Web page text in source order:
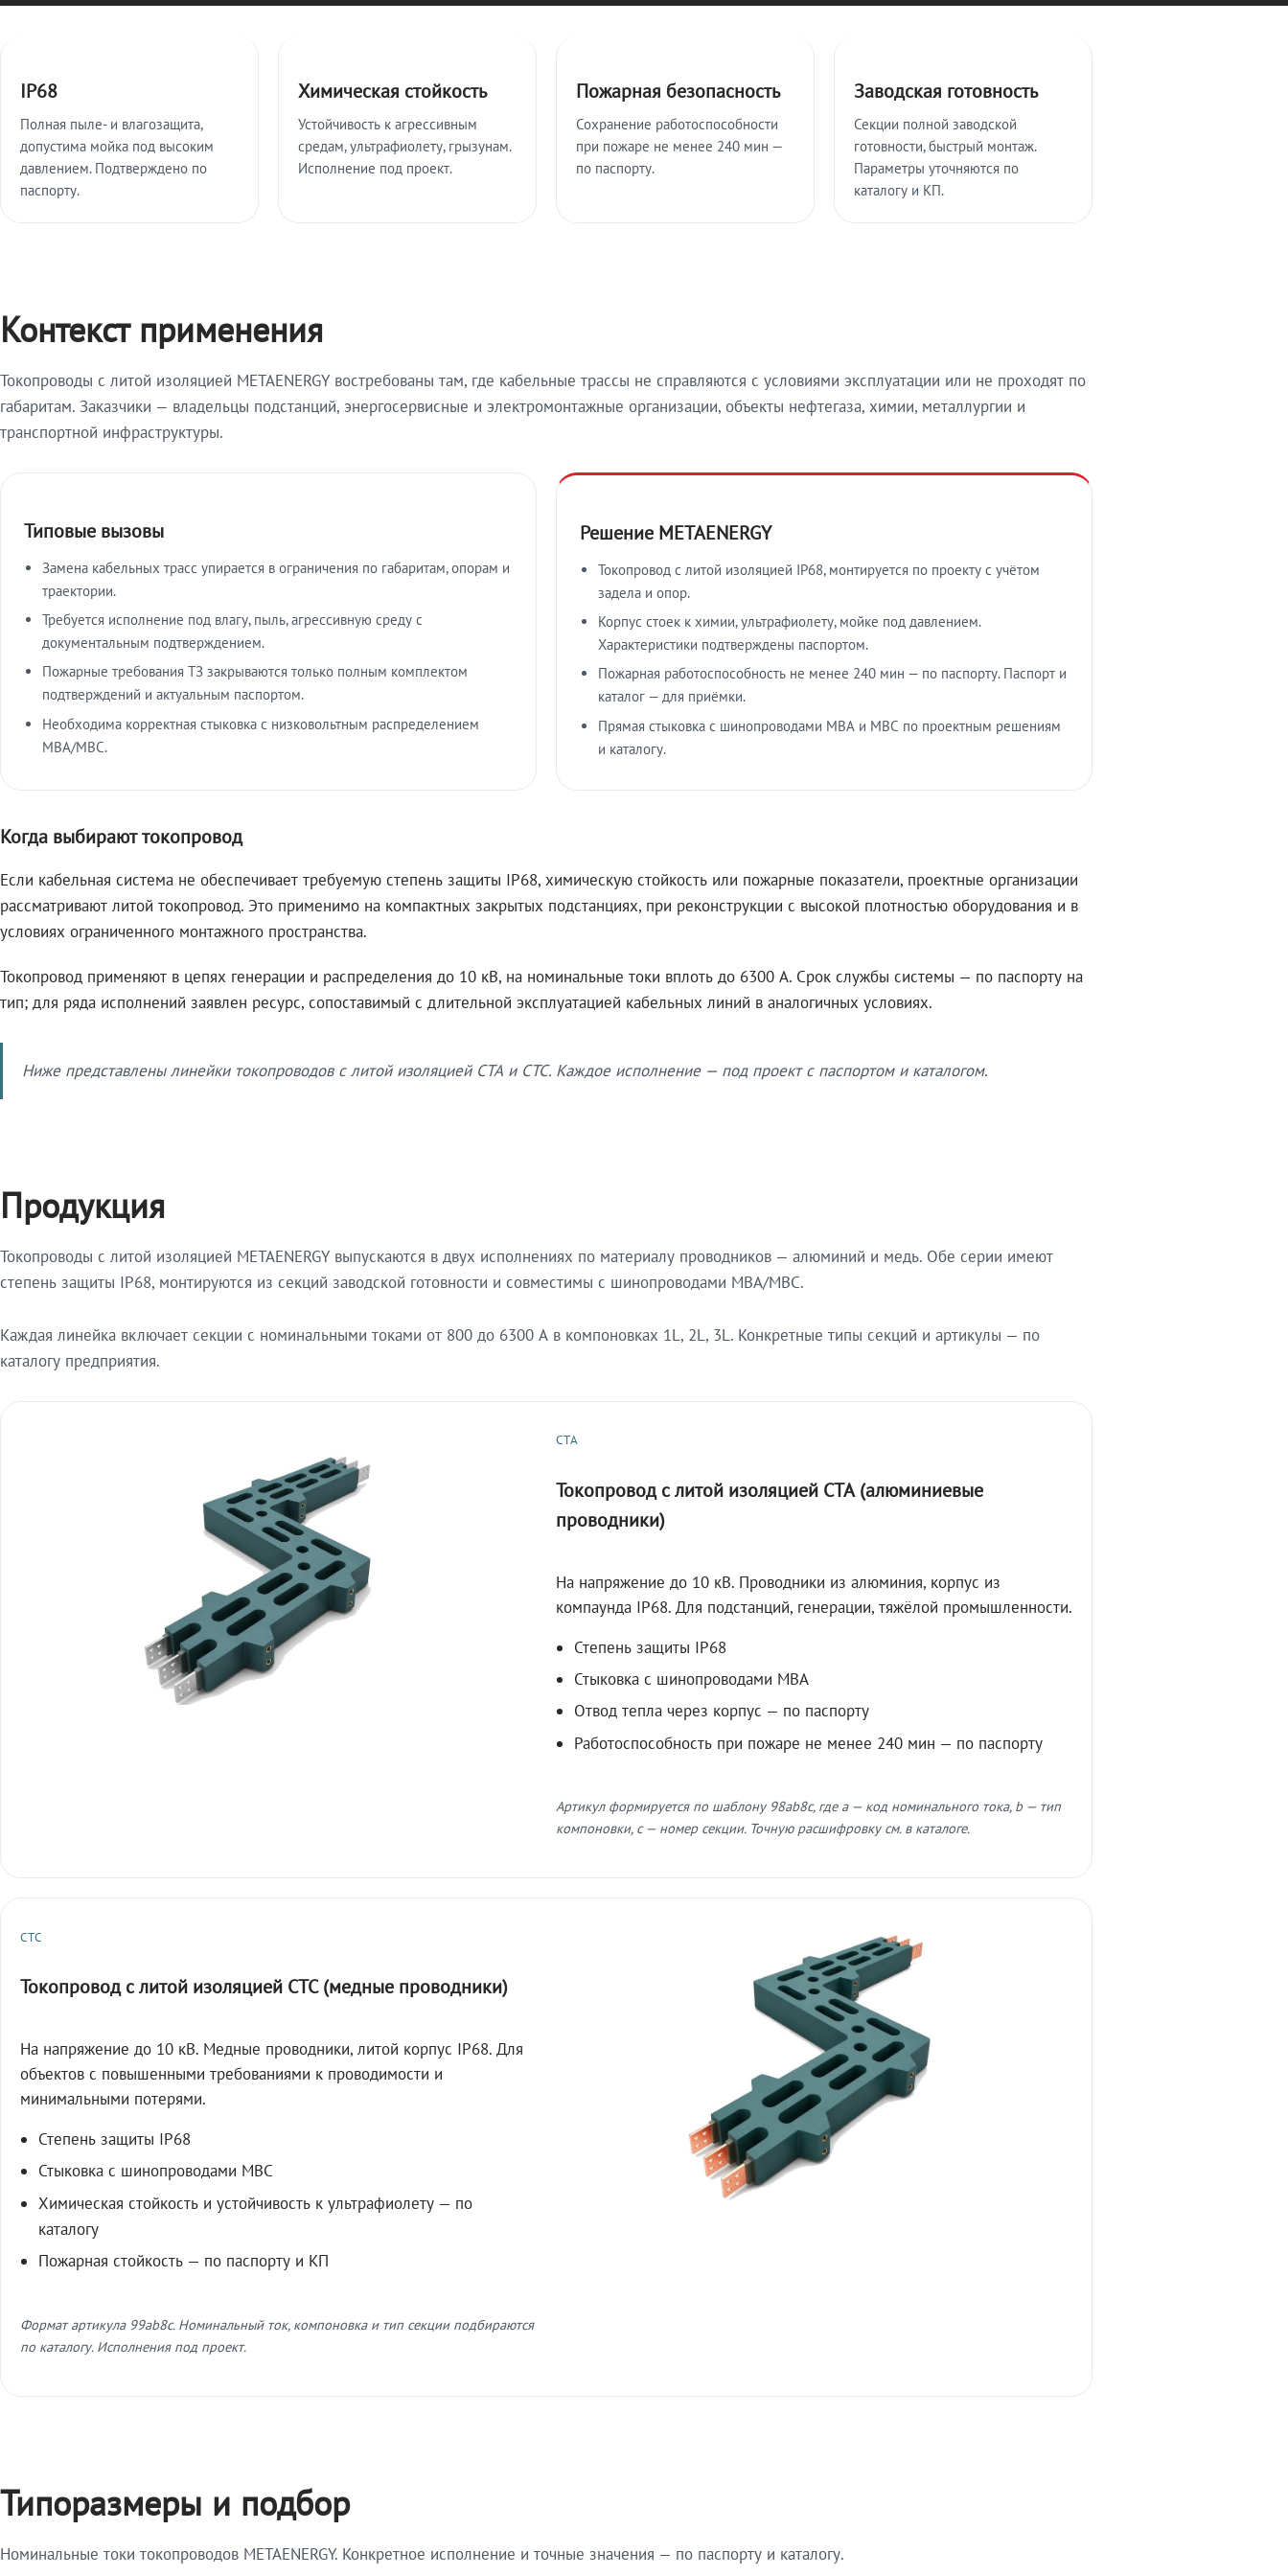
IP68
Полная пыле- и влагозащита,
допустима мойка под высоким
давлением. Подтверждено по
паспорту.
Химическая стойкость
Устойчивость к агрессивным
средам, ультрафиолету, грызунам.
Исполнение под проект.
Пожарная безопасность
Сохранение работоспособности
при пожаре не менее 240 мин —
по паспорту.
Заводская готовность
Секции полной заводской
готовности, быстрый монтаж.
Параметры уточняются по
каталогу и КП.
Контекст применения
Токопроводы с литой изоляцией METAENERGY востребованы там, где кабельные трассы не справляются с условиями эксплуатации или не проходят по
габаритам. Заказчики — владельцы подстанций, энергосервисные и электромонтажные организации, объекты нефтегаза, химии, металлургии и
транспортной инфраструктуры.
Типовые вызовы
Замена кабельных трасс упирается в ограничения по габаритам, опорам и
траектории.
Требуется исполнение под влагу, пыль, агрессивную среду с
документальным подтверждением.
Пожарные требования ТЗ закрываются только полным комплектом
подтверждений и актуальным паспортом.
Необходима корректная стыковка с низковольтным распределением
МВА/МВС.
Решение METAENERGY
Токопровод с литой изоляцией IP68, монтируется по проекту с учётом
задела и опор.
Корпус стоек к химии, ультрафиолету, мойке под давлением.
Характеристики подтверждены паспортом.
Пожарная работоспособность не менее 240 мин — по паспорту. Паспорт и
каталог — для приёмки.
Прямая стыковка с шинопроводами МВА и МВС по проектным решениям
и каталогу.
Когда выбирают токопровод
Если кабельная система не обеспечивает требуемую степень защиты IP68, химическую стойкость или пожарные показатели, проектные организации
рассматривают литой токопровод. Это применимо на компактных закрытых подстанциях, при реконструкции с высокой плотностью оборудования и в
условиях ограниченного монтажного пространства.
Токопровод применяют в цепях генерации и распределения до 10 кВ, на номинальные токи вплоть до 6300 А. Срок службы системы — по паспорту на
тип; для ряда исполнений заявлен ресурс, сопоставимый с длительной эксплуатацией кабельных линий в аналогичных условиях.
Ниже представлены линейки токопроводов с литой изоляцией СТА и СТС. Каждое исполнение — под проект с паспортом и каталогом.
Продукция
Токопроводы с литой изоляцией METAENERGY выпускаются в двух исполнениях по материалу проводников — алюминий и медь. Обе серии имеют
степень защиты IP68, монтируются из секций заводской готовности и совместимы с шинопроводами МВА/МВС.
Каждая линейка включает секции с номинальными токами от 800 до 6300 А в компоновках 1L, 2L, 3L. Конкретные типы секций и артикулы — по
каталогу предприятия.
СТА
Токопровод с литой изоляцией СТА (алюминиевые
проводники)
На напряжение до 10 кВ. Проводники из алюминия, корпус из
компаунда IP68. Для подстанций, генерации, тяжёлой промышленности.
Степень защиты IP68
Стыковка с шинопроводами МВА
Отвод тепла через корпус — по паспорту
Работоспособность при пожаре не менее 240 мин — по паспорту
Артикул формируется по шаблону 98ab8c, где a — код номинального тока, b — тип
компоновки, c — номер секции. Точную расшифровку см. в каталоге.
СТС
Токопровод с литой изоляцией СТС (медные проводники)
На напряжение до 10 кВ. Медные проводники, литой корпус IP68. Для
объектов с повышенными требованиями к проводимости и
минимальными потерями.
Степень защиты IP68
Стыковка с шинопроводами МВС
Химическая стойкость и устойчивость к ультрафиолету — по
каталогу
Пожарная стойкость — по паспорту и КП
Формат артикула 99ab8c. Номинальный ток, компоновка и тип секции подбираются
по каталогу. Исполнения под проект.
Типоразмеры и подбор
Номинальные токи токопроводов METAENERGY. Конкретное исполнение и точные значения — по паспорту и каталогу.